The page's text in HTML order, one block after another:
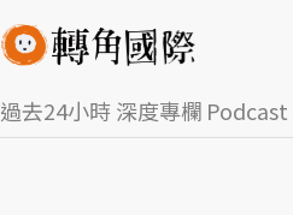
過去24小時深度專欄 Podcast